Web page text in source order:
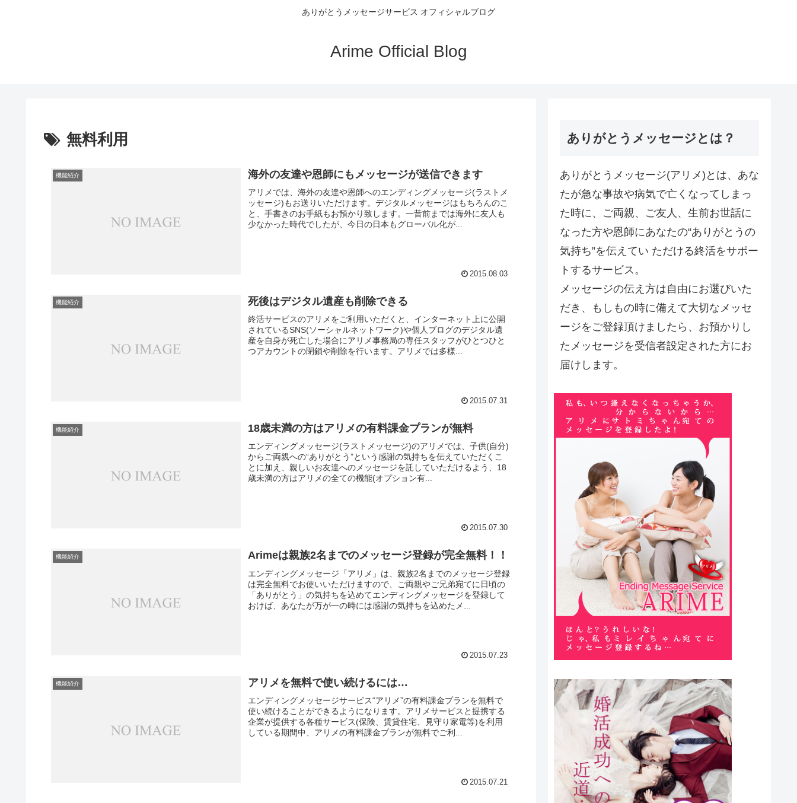
ありがとうメッセージサービス オフィシャルブログ
Arime Official Blog
無料利用
機能紹介 海外の友達や恩師にもメッセージが送信できます
アリメでは、海外の友達や恩師へのエンディングメッセージ(ラストメ
ッセージ)もお送りいただけます。デジタルメッセージはもちろんのこ
と、手書きのお手紙もお預かり致します。一昔前までは海外に友人も
少なかった時代でしたが、今日の日本もグローバル化が...
2015.08.03
機能紹介 死後はデジタル遺産も削除できる
終活サービスのアリメをご利用いただくと、インターネット上に公開
されているSNS(ソーシャルネットワーク)や個人ブログのデジタル遺
産を自身が死亡した場合にアリメ事務局の専任スタッフがひとつひと
つアカウントの閉鎖や削除を行います。アリメでは多様...
2015.07.31
機能紹介 18歳未満の方はアリメの有料課金プランが無料
エンディングメッセージ(ラストメッセージ)のアリメでは、子供(自分)
からご両親への“ありがとう”という感謝の気持ちを伝えていただくこ
とに加え、親しいお友達へのメッセージを託していただけるよう、18
歳未満の方はアリメの全ての機能(オプション有...
2015.07.30
機能紹介 Arimeは親族2名までのメッセージ登録が完全無料！！
エンディングメッセージ「アリメ」は、親族2名までのメッセージ登録
は完全無料でお使いいただけますので、ご両親やご兄弟宛てに日頃の
「ありがとう」の気持ちを込めてエンディングメッセージを登録して
おけば、あなたが万が一の時には感謝の気持ちを込めたメ...
2015.07.23
機能紹介 アリメを無料で使い続けるには…
エンディングメッセージサービス“アリメ”の有料課金プランを無料で
使い続けることができるようになります。アリメサービスと提携する
企業が提供する各種サービス(保険、賃貸住宅、見守り家電等)を利用
している期間中、アリメの有料課金プランが無料でご利...
2015.07.21
ありがとうメッセージとは？
ありがとうメッセージ(アリメ)とは、あな
たが急な事故や病気で亡くなってしまっ
た時に、ご両親、ご友人、生前お世話に
なった方や恩師にあなたの“ありがとうの
気持ち”を伝えてい ただける終活をサポー
トするサービス。
メッセージの伝え方は自由にお選びいた
だき、もしもの時に備えて大切なメッセ
ージをご登録頂けましたら、お預かりし
たメッセージを受信者設定された方にお
届けします。